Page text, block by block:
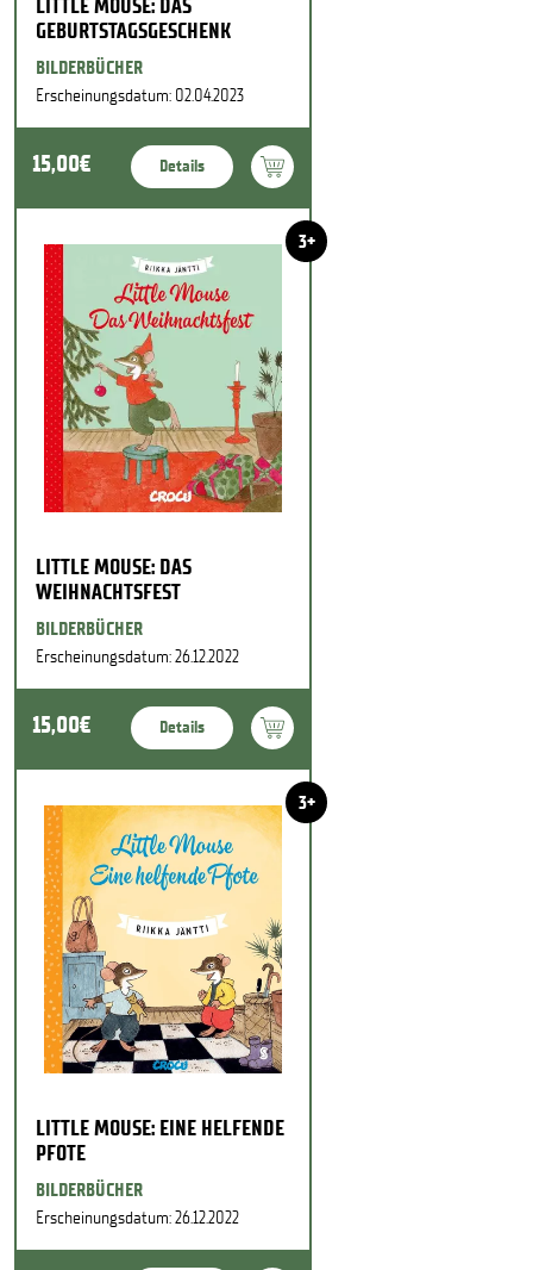
LITTLE MOUSE: DAS
GEBURTSTAGSGESCHENK
BILDERBÜCHER
Erscheinungsdatum: 02.04.2023
15,00€ Details
3+
LITTLE MOUSE: DAS
WEIHNACHTSFEST
BILDERBÜCHER
Erscheinungsdatum: 26.12.2022
15,00€ Details
3+
LITTLE MOUSE: EINE HELFENDE
PFOTE
BILDERBÜCHER
Erscheinungsdatum: 26.12.2022